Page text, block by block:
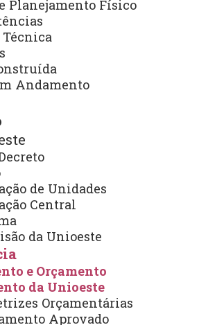
Planejamento Físico
Andamento
de Unidades
Central
da Unioeste
e Orçamento
da Unioeste
Orçamentárias
Aprovado
- 2026
2025
2024
- 2023
- 2022
2021
- 2020
- 2019
- 2018